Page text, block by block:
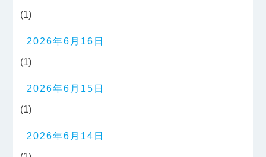
(1)
2026年6月16日
(1)
2026年6月15日
(1)
2026年6月14日